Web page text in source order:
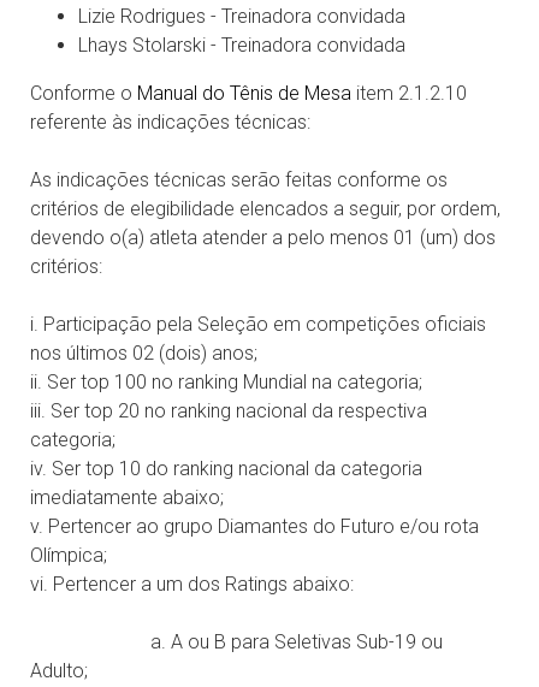
Lizie Rodrigues - Treinadora convidada
Lhays Stolarski - Treinadora convidada
Conforme o Manual do Tênis de Mesa item 2.1.2.10
referente às indicações técnicas:
As indicações técnicas serão feitas conforme os
critérios de elegibilidade elencados a seguir, por ordem,
devendo o(a) atleta atender a pelo menos 01 (um) dos
critérios:
i. Participação pela Seleção em competições oficiais
nos últimos 02 (dois) anos;
ii. Ser top 100 no ranking Mundial na categoria;
iii. Ser top 20 no ranking nacional da respectiva
categoria;
iv. Ser top 10 do ranking nacional da categoria
imediatamente abaixo;
v. Pertencer ao grupo Diamantes do Futuro e/ou rota
Olímpica;
vi. Pertencer a um dos Ratings abaixo:
a. A ou B para Seletivas Sub-19 ou
Adulto;